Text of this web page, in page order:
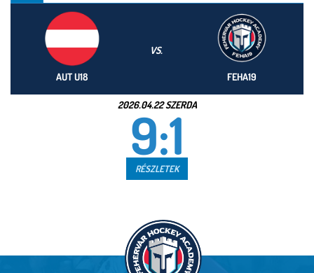
AUT U18
VS.
FEHA19
2026.04.22 SZERDA
9:1
RÉSZLETEK